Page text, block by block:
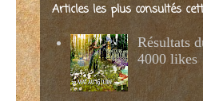
Articles les plus consultés
Résultats
4000 likes